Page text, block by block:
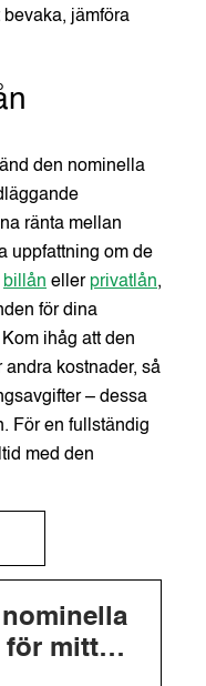
bevaka, jämföra
den nominella
ränta mellan
uppfattning om de
billån eller privatlån,
för dina
ihåg att den
kostnader, så
– dessa
För en fullständig
med den
nominella
för mitt